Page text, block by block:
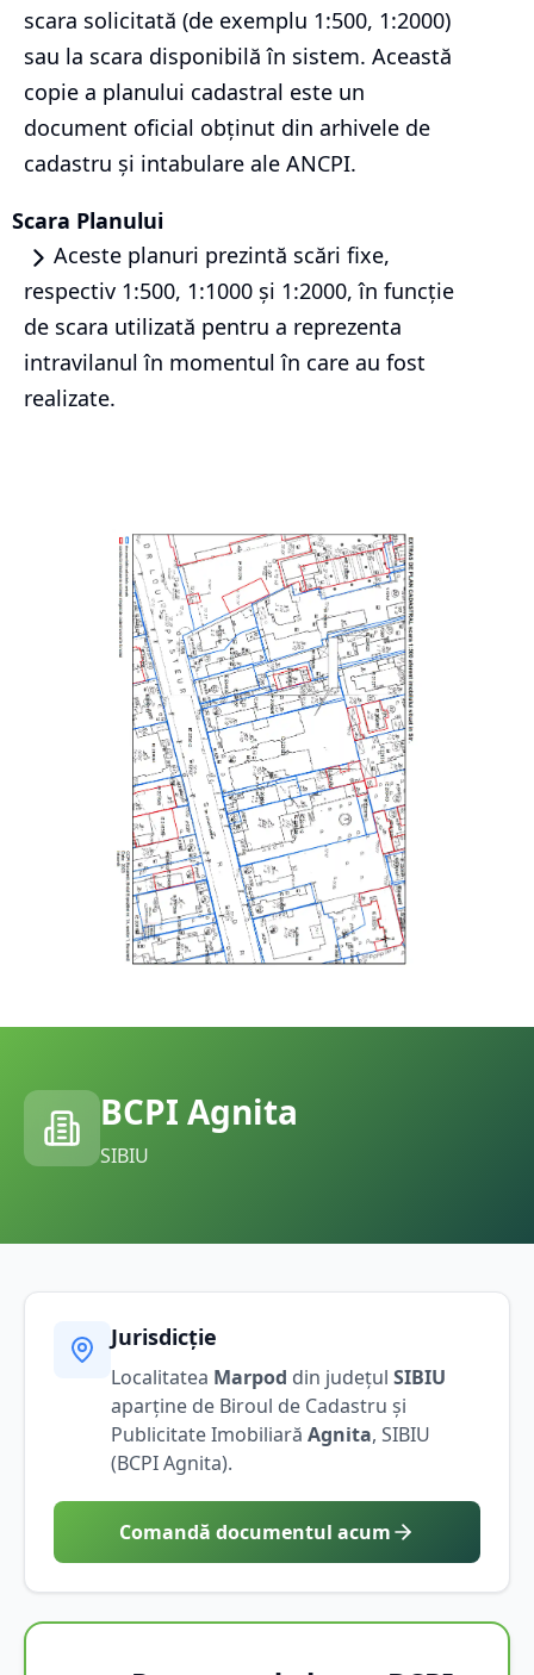
scara solicitată (de exemplu 1:500, 1:2000)
sau la scara disponibilă în sistem. Această
copie a planului cadastral este un
document oficial obținut din arhivele de
cadastru și intabulare ale ANCPI.
Scara Planului
Aceste planuri prezintă scări fixe,
respectiv 1:500, 1:1000 și 1:2000, în funcție
de scara utilizată pentru a reprezenta
intravilanul în momentul în care au fost
realizate.
BCPI Agnita
SIBIU
Jurisdicție
Localitatea Marpod din județul SIBIU
aparține de Biroul de Cadastru și
Publicitate Imobiliară Agnita, SIBIU
(BCPIAgnita).
Comandă documentul acum